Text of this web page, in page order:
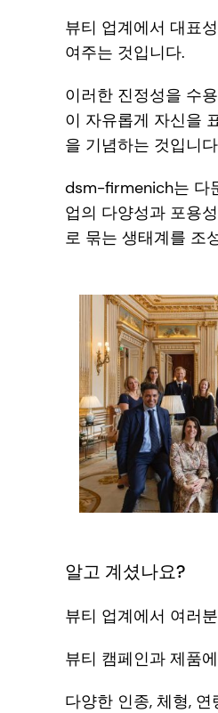
뷰티 업계에서 대표
여주는 것입니다.
이러한 진정성을 수
이 자유롭게 자신을
을 기념하는 것입니
dsm-firmenich는 다
업의 다양성과 포용
로 묶는 생태계를 조
알고 계셨나요?
뷰티 업계에서 여러
뷰티 캠페인과 제품
다양한 인종, 체형,